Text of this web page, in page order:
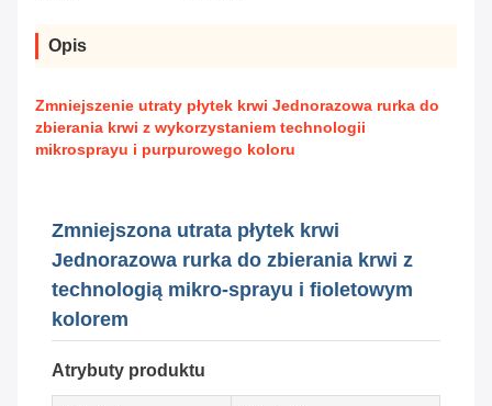
Opis
Zmniejszenie utraty płytek krwi Jednorazowa rurka do
zbierania krwi z wykorzystaniem technologii
mikrosprayu i purpurowego koloru
Zmniejszona utrata płytek krwi
Jednorazowa rurka do zbierania krwi z
technologią mikro-sprayu i fioletowym
kolorem
Atrybuty produktu